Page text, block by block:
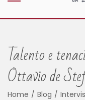
Talento e
Ottavio de
Home / Blog /